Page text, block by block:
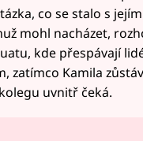
co se stalo s
mohl nacházet,
kde přespávají
zatímco Kamila
uvnitř čeká.